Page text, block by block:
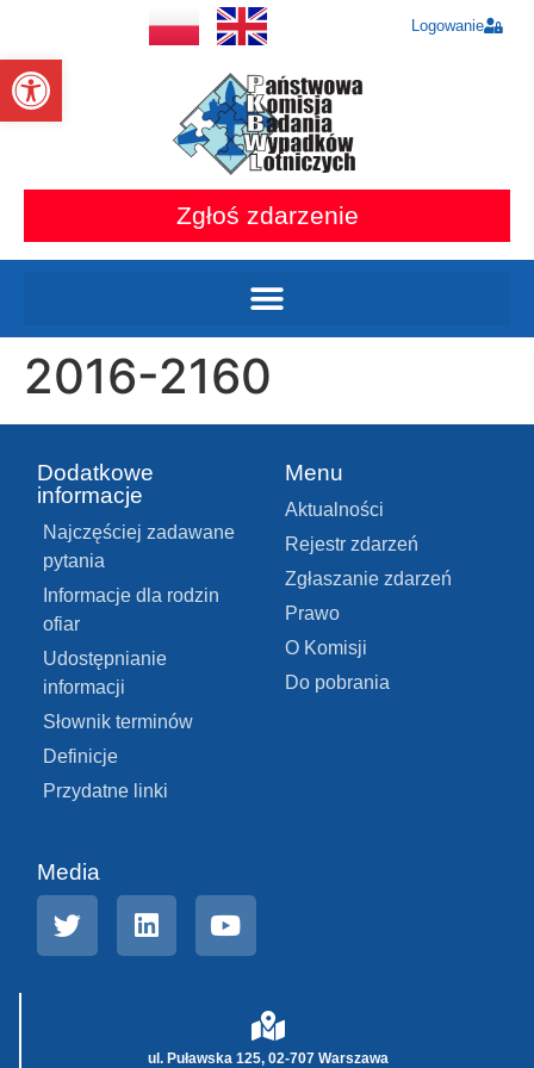
Otwórz pasek narzędzi
Logowanie
Zgłoś zdarzenie
2016-2160
Dodatkowe
informacje
Najczęściej zadawane
pytania
Informacje dla rodzin
ofiar
Udostępnianie
informacji
Słownik terminów
Definicje
Przydatne linki
Menu
Aktualności
Rejestr zdarzeń
Zgłaszanie zdarzeń
Prawo
O Komisji
Do pobrania
Media
ul. Puławska 125, 02-707 Warszawa